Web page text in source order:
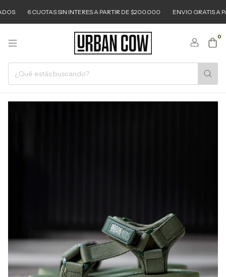
6 CUOTAS SIN INTERES A PARTIR DE $200.000 ENVIO GRATIS A
0